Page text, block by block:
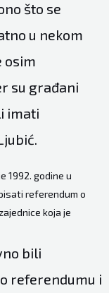
što se
u nekom
osim
su građani
imati
1992. godine u
referendum o
koja je
bili
referendumu i